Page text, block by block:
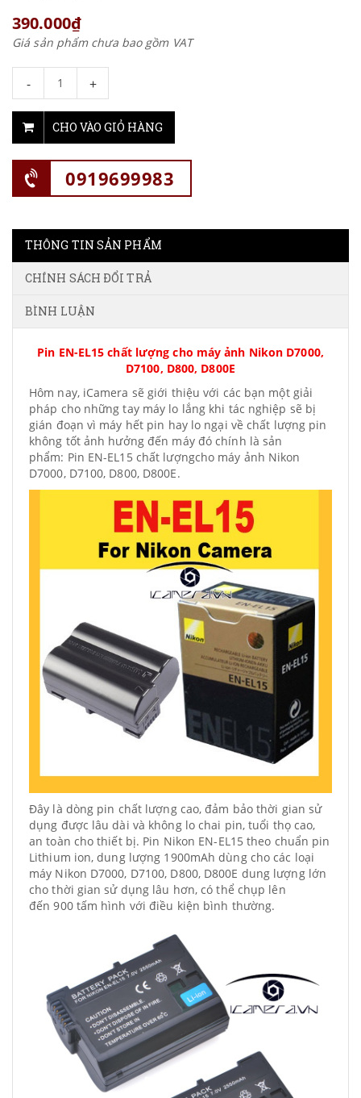
390.000₫
Giá sản phẩm chưa bao gồm VAT
- +
CHO VÀO GIỎ HÀNG
0919699983
THÔNG TIN SẢN PHẨM
CHÍNH SÁCH ĐỔI TRẢ
BÌNH LUẬN
Pin EN-EL15 chất lượng cho máy ảnh Nikon D7000,
D7100, D800, D800E
Hôm nay, iCamera sẽ giới thiệu với các bạn một giải
pháp cho những tay máy lo lắng khi tác nghiệp sẽ bị
gián đoạn vì máy hết pin hay lo ngại về chất lượng pin
không tốt ảnh hưởng đến máy đó chính là sản
phẩm: Pin EN-EL15 chất lượngcho máy ảnh Nikon
D7000, D7100, D800, D800E.
Đây là dòng pin chất lượng cao, đảm bảo thời gian sử
dụng được lâu dài và không lo chai pin, tuổi thọ cao,
an toàn cho thiết bị. Pin Nikon EN-EL15 theo chuẩn pin
Lithium ion, dung lượng 1900mAh dùng cho các loại
máy Nikon D7000, D7100, D800, D800E dung lượng lớn
cho thời gian sử dụng lâu hơn, có thể chụp lên
đến 900 tấm hình với điều kiện bình thường.